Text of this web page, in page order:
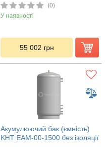
(0)
У наявності
55 002 грн
Акумулюючий бак (ємність)
KHT ЕАМ-00-1500 без ізоляції